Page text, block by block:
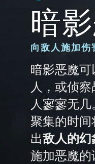
暗
向敌人施加伤
暗影恶魔可
人，或侦
人寥寥无几
聚集的时
出敌人的幻
施加恶魔的